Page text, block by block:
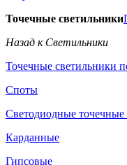
Точечные светильники
Назад к Светильники
Точечные светильники
Споты
Светодиодные точечные
Карданные
Гипсовые